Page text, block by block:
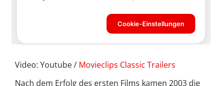
Video: Youtube / Movieclips Classic Trailers
Nach dem Erfolg des ersten Films kamen 2003 die